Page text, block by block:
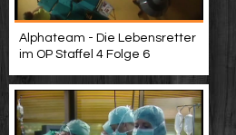
Alphateam - Die Lebensretter
im OP Staffel 4 Folge 6